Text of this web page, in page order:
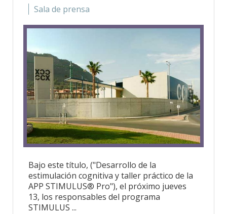
Sala de prensa
Bajo este título, ("Desarrollo de la
estimulación cognitiva y taller práctico de la
APP STIMULUS® Pro"), el próximo jueves
13, los responsables del programa
STIMULUS ...